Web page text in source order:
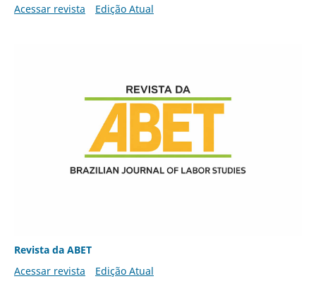
Acessar revista Edição Atual
Revista da ABET
Acessar revista
Edição Atual